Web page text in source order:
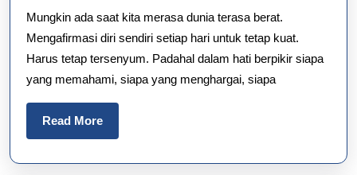
Agar
Tidak
Terjadi
Lagi
Mungkin ada saat kita merasa dunia terasa berat.
Mengafirmasi diri sendiri setiap hari untuk tetap kuat.
Harus tetap tersenyum. Padahal dalam hati berpikir siapa
yang memahami, siapa yang menghargai, siapa
Read MoreRead
More